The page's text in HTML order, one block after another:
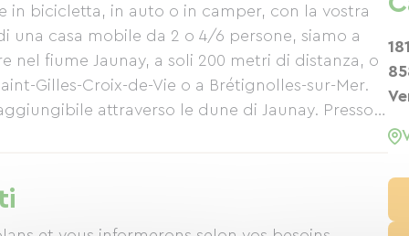
in bicicletta, in auto o in camper, con la vostra
casa mobile da 2 o 4/6 persone, siamo a
nel fiume Jaunay, a soli 200 metri di distanza, o
Gilles-Croix-de-Vie o a Brétignolles-sur-Mer.
attraverso le dune di Jaunay. Presso
Ouest-France; - Intrattenimento più
e adulti.